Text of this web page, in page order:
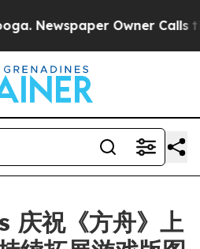
Newspaper Owner Calls
庆祝《方舟》上